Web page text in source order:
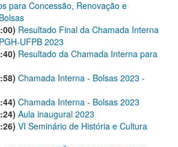
para Concessão, Renovação e
Resultado Final da Chamada Interna
UFPB 2023
Resultado da Chamada Interna para
Chamada Interna - Bolsas 2023 -
Chamada Interna - Bolsas 2023
Aula inaugural 2023
VI Seminário de História e Cultura